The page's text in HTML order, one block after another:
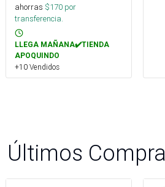
ahorras $170 por
transferencia.
LLEGA MAÑANA✔️TIENDA
APOQUINDO
+10 Vendidos
Últimos